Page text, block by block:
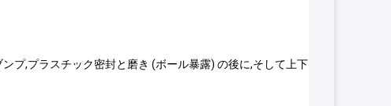
プ,プラスチック密封と磨き (ボール暴露) の後に,そして上下